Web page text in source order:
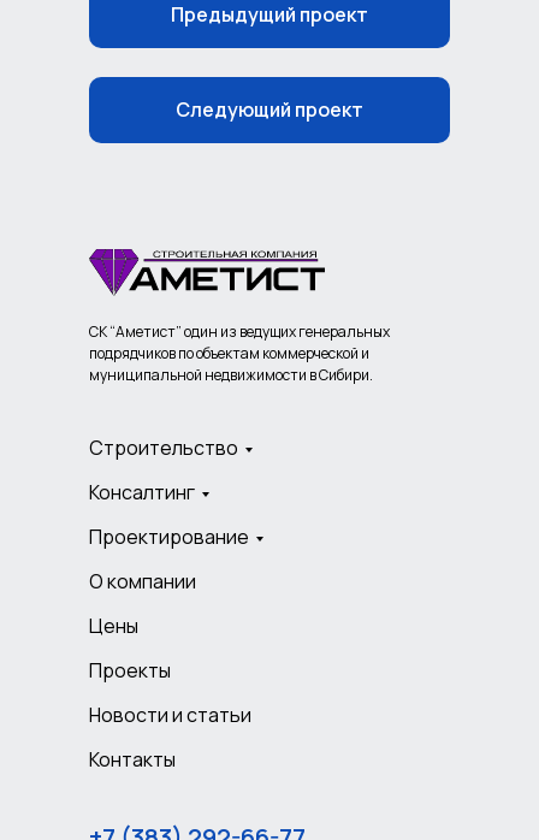
Предыдущий проект
Следующий проект
Строительство
Консалтинг
Проектирование
О компании
Проекты
Новости и статьи
Контакты
СК “Аметист” один из ведущих генеральных
подрядчиков по объектам коммерческой и
муниципальной недвижимости в Сибири.
Цены